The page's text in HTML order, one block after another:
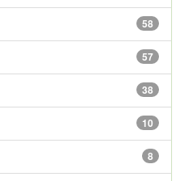
58
57
38
10
8